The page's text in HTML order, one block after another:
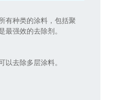
有种类的涂料，包括聚
最强效的去除剂。
以去除多层涂料。